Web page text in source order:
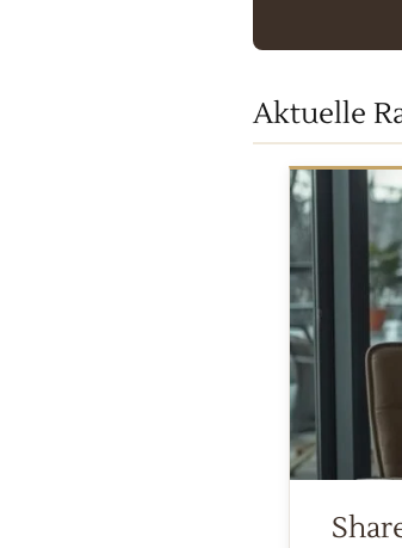
Aktuelle